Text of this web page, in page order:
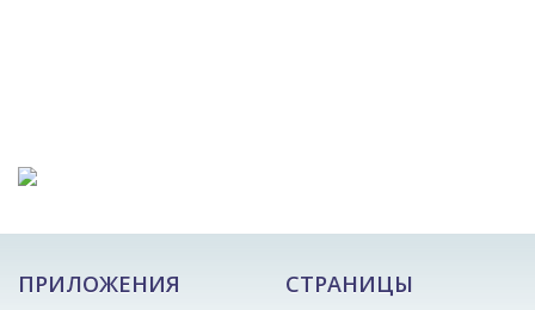
ПРИЛОЖЕНИЯ СТРАНИЦЫ